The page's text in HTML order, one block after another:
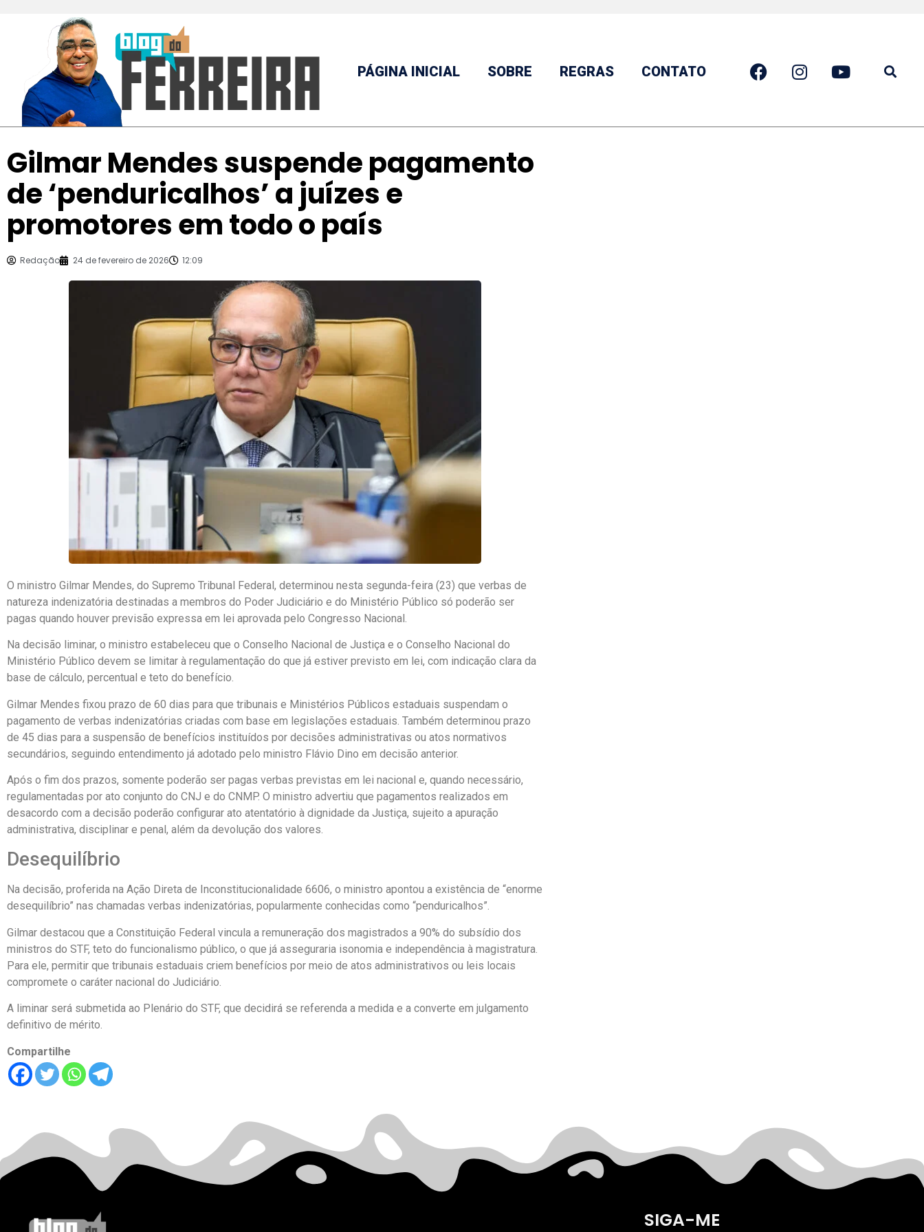
PÁGINA INICIAL SOBRE REGRAS CONTATO
Gilmar Mendes suspende pagamento
de ‘penduricalhos’ a juízes e
promotores em todo o país
Redação 24 de fevereiro de 2026 12:09
O ministro Gilmar Mendes, do Supremo Tribunal Federal, determinou nesta segunda-feira (23) que verbas de
natureza indenizatória destinadas a membros do Poder Judiciário e do Ministério Público só poderão ser
pagas quando houver previsão expressa em lei aprovada pelo Congresso Nacional.
Na decisão liminar, o ministro estabeleceu que o Conselho Nacional de Justiça e o Conselho Nacional do
Ministério Público devem se limitar à regulamentação do que já estiver previsto em lei, com indicação clara da
base de cálculo, percentual e teto do benefício.
Gilmar Mendes fixou prazo de 60 dias para que tribunais e Ministérios Públicos estaduais suspendam o
pagamento de verbas indenizatórias criadas com base em legislações estaduais. Também determinou prazo
de 45 dias para a suspensão de benefícios instituídos por decisões administrativas ou atos normativos
secundários, seguindo entendimento já adotado pelo ministro Flávio Dino em decisão anterior.
Após o fim dos prazos, somente poderão ser pagas verbas previstas em lei nacional e, quando necessário,
regulamentadas por ato conjunto do CNJ e do CNMP. O ministro advertiu que pagamentos realizados em
desacordo com a decisão poderão configurar ato atentatório à dignidade da Justiça, sujeito a apuração
administrativa, disciplinar e penal, além da devolução dos valores.
Desequilíbrio
Na decisão, proferida na Ação Direta de Inconstitucionalidade 6606, o ministro apontou a existência de “enorme
desequilíbrio” nas chamadas verbas indenizatórias, popularmente conhecidas como “penduricalhos”.
Gilmar destacou que a Constituição Federal vincula a remuneração dos magistrados a 90% do subsídio dos
ministros do STF, teto do funcionalismo público, o que já asseguraria isonomia e independência à magistratura.
Para ele, permitir que tribunais estaduais criem benefícios por meio de atos administrativos ou leis locais
compromete o caráter nacional do Judiciário.
A liminar será submetida ao Plenário do STF, que decidirá se referenda a medida e a converte em julgamento
definitivo de mérito.
Compartilhe
SIGA-ME